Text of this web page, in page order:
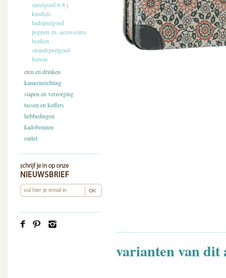
speelgoed 6-8 j
knuffels
badspeelgoed
poppen en -accessoires
boeken
strandspeelgoed
fietsen
eten en drinken
kamerinrichting
slapen en verzorging
tassen en koffers
hebbedingen
kadobonnen
outlet
varianten van